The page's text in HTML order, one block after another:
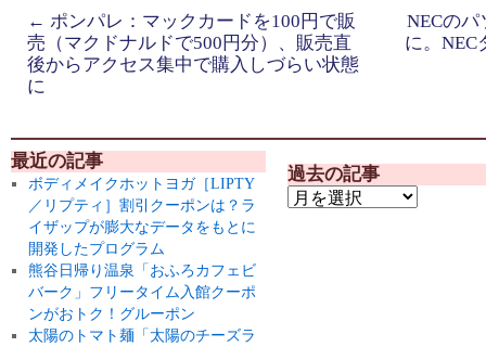
← ポンパレ：マックカードを100円で販
売（マクドナルドで500円分）、販売直
後からアクセス集中で購入しづらい状態
に
NECの
に。NEC
最近の記事
ボディメイクホットヨガ［LIPTY
／リプティ］割引クーポンは？ラ
イザップが膨大なデータをもとに
開発したプログラム
熊谷日帰り温泉「おふろカフェビ
バーク」フリータイム入館クーポ
ンがおトク！グルーポン
太陽のトマト麺「太陽のチーズラ
過去の記事